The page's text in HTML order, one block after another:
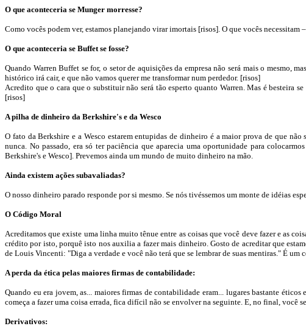
O que aconteceria se Munger morresse?
Como vocês podem ver, estamos planejando virar imortais [risos]. O que vocês necessitam
O que aconteceria se Buffetse fosse?
Quando Warren Buffet se for, o setor de aquisições da empresa não será mais o mesmo,
histórico irá cair, e que não vamos querer me transformar num perdedor. [risos]
Acredito que o cara que o substituir não será tão esperto quanto Warren. Mas é besteira
[risos]
A pilha de dinheiro da Berkshire's e da Wesco
O fato daBerkshire e a Wesco estarem entupidas de dinheiro é a maior prova de que
nunca. No passado, era só ter paciência que aparecia uma oportunidade para
Berkshire's e Wesco]. Prevemos ainda um mundo de muito dinheiro na mão.
Ainda existem ações subavaliadas?
O nosso dinheiro parado responde por si mesmo. Se nós tivéssemos um monte de idéias
O Código Moral
Acreditamos que existe uma linha muito tênue entre as coisas que você deve fazer e as
crédito por isto, porquê isto nos auxilia a fazer mais dinheiro. Gosto de acreditar que
de Louis Vincenti: "Diga a verdade e você não terá que se lembrar de suas mentiras." É um
A perda da ética pelas maiores firmas de contabilidade:
Quando eu era jovem, as... maioresfirmas de contabilidade eram... lugaresbastante éticos
começa a fazer uma coisa errada, fica difícil não se envolver na seguinte. E, no final, você
Derivativos: